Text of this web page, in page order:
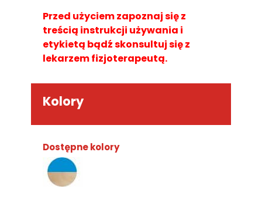
Przed użyciem zapoznaj się z
treścią instrukcji używania i
etykietą bądź skonsultuj się z
lekarzem fizjoterapeutą.
Kolory
Dostępne kolory